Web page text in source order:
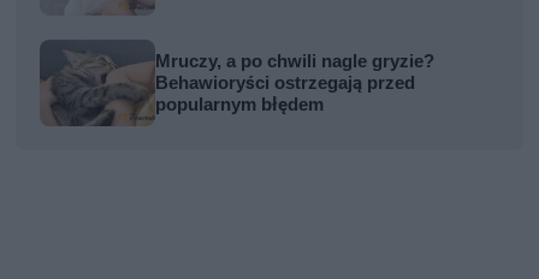
Mruczy, a po chwili nagle gryzie?
Behawioryści ostrzegają przed
popularnym błędem